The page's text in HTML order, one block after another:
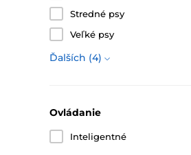
Stredné psy
Veľké psy
Ďalších (4)
Ovládanie
Inteligentné